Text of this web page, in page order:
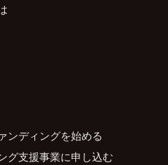
ンディングを始める
グ支援事業に申し込む